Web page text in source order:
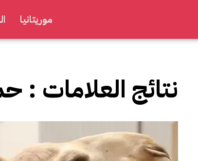
موريتانيا
نتائج العلامات :